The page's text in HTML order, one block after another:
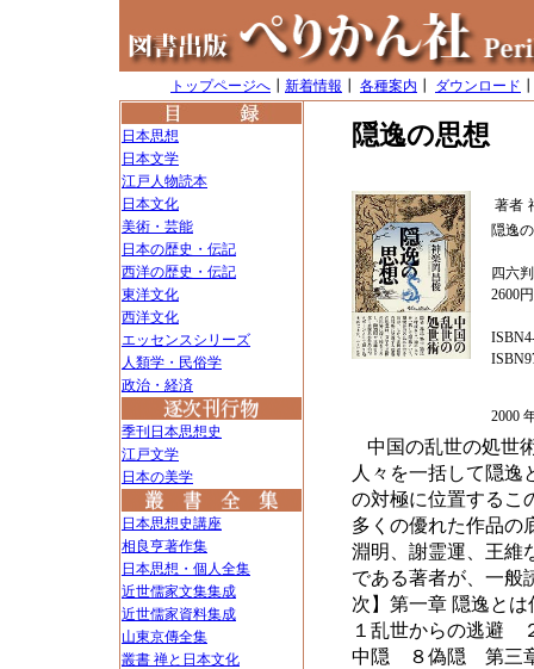
トップページへ 新着情報 各種案内 ダウンロード
日本思想
日本文学
江戸人物読本
日本文化
美術・芸能
日本の歴史・伝記
西洋の歴史・伝記
東洋文化
西洋文化
エッセンスシリーズ
人類学・民俗学
政治・経済
季刊日本思想史
江戸文学
日本の美学
日本思想史講座
相良亨著作集
日本思想・個人全集
近世儒家文集集成
近世儒家資料集成
山東京傳全集
叢書 禅と日本文化
隠逸の思想
著者
隠逸
四六
2600
2000
中国の乱世の処世
人々を一括して隠逸
の対極に位置するこ
多くの優れた作品の
淵明、謝霊運、王維
である著者が、一般
次】第一章 隠逸と
１乱世からの逃
中隠 ８偽隠 第三